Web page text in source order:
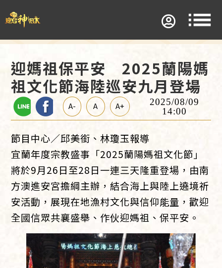
迎媽祖保平安 2025蘭陽媽
祖文化節海陸巡安九月登場
A- A A+
2025/08/09
14:00
節目中心／邱美銜、林瓊玉報導
宜蘭年度宗教盛事「2025蘭陽媽祖文化節」
將於9月26日至28日一連三天隆重登場，由南
方澳進安宮擔綱主辦，結合海上與陸上遶境祈
安活動，展現在地漁村文化與信仰能量，歡迎
全國信眾共襄盛舉、作伙迎媽祖、保平安。